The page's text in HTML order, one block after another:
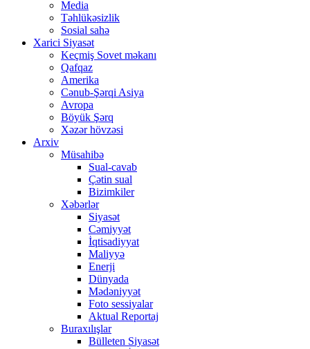
Media
Təhlükəsizlik
Sosial sahə
Xarici Siyasət
Keçmiş Sovet məkanı
Qafqaz
Amerika
Cənub-Şərqi Asiya
Avropa
Böyük Şərq
Xəzər hövzəsi
Arxiv
Müsahibə
Sual-cavab
Çətin sual
Bizimkiler
Xəbərlər
Siyasət
Cəmiyyət
İqtisadiyyat
Maliyyə
Enerji
Dünyada
Mədəniyyət
Foto sessiyalar
Aktual Reportaj
Buraxılışlar
Bülleten Siyasət